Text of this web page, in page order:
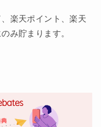
楽天ポイント、楽天
み貯まります。